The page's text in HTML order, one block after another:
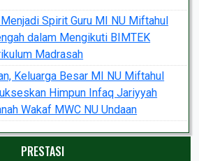
Spirit Guru MI NU Miftahul
dalam Mengikuti BIMTEK
Madrasah
Keluarga Besar MI NU Miftahul
Himpun Infaq Jariyyah
Wakaf MWC NU Undaan
PRESTASI